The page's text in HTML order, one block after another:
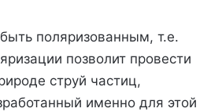
поляризованным, т.е.
позволит провести
струй частиц,
именно для этой